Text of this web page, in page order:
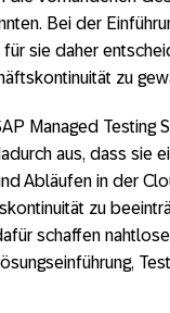
Bei der
für sie daher
zu
Managed Testing
aus, dass sie
Abläufen in der
zu
schaffen